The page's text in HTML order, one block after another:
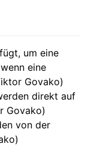
um eine
eine
Govako)
direkt auf
Govako)
von der